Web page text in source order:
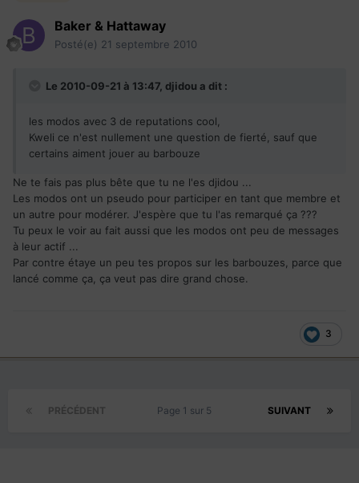
Baker & Hattaway
Posté(e) 21 septembre 2010
Le 2010-09-21 à 13:47, djidou a dit :
les modos avec 3 de reputations cool,
Kweli ce n'est nullement une question de fierté, sauf que
certains aiment jouer au barbouze
Ne te fais pas plus bête que tu ne l'es djidou ...
Les modos ont un pseudo pour participer en tant que membre et
un autre pour modérer. J'espère que tu l'as remarqué ça ???
Tu peux le voir au fait aussi que les modos ont peu de messages
à leur actif ...
Par contre étaye un peu tes propos sur les barbouzes, parce que
lancé comme ça, ça veut pas dire grand chose.
3
PRÉCÉDENT SUIVANT
Page 1 sur 5